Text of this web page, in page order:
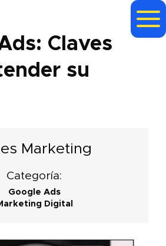
Claves
su
Marketing
Categoría:
Google Ads
Digital